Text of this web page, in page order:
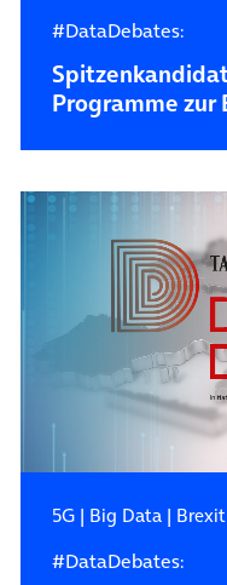
#DataDebates:
Programme zur
5G| Big Data| Brexit
#DataDebates: